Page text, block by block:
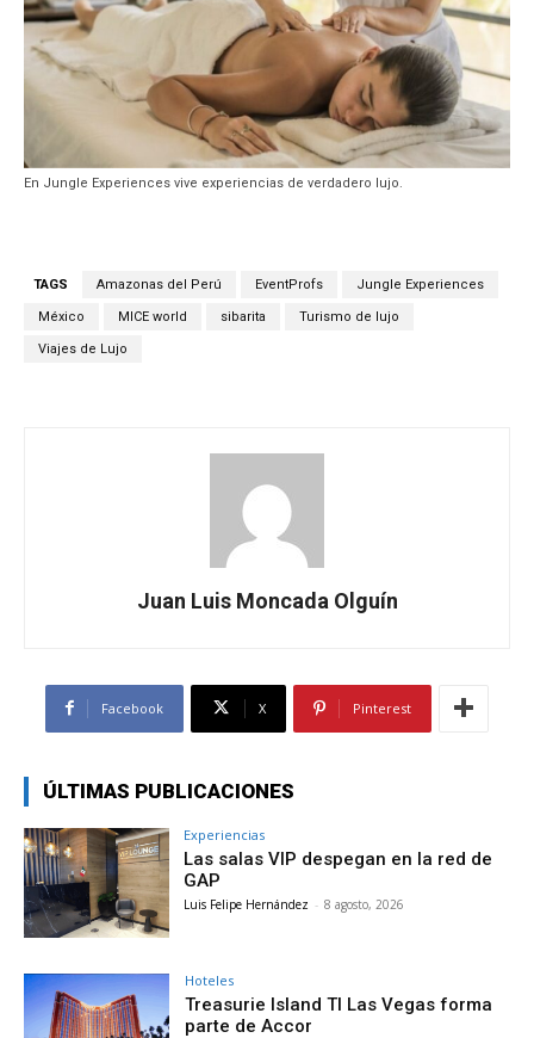
En Jungle Experiences vive experiencias de verdadero lujo.
TAGS Amazonas del Perú EventProfs Jungle Experiences
México MICE world sibarita Turismo de lujo
Viajes de Lujo
Juan Luis Moncada Olguín
Facebook X Pinterest
ÚLTIMAS PUBLICACIONES
Experiencias
Las salas VIP despegan en la red de
GAP
Luis Felipe Hernández - 8 agosto, 2026
Hoteles
Treasurie Island TI Las Vegas forma
parte de Accor